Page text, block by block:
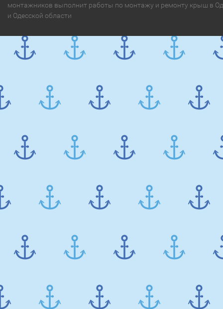
монтажников выполнит работы по монтажу и ремонту крыш в
и Одесской области